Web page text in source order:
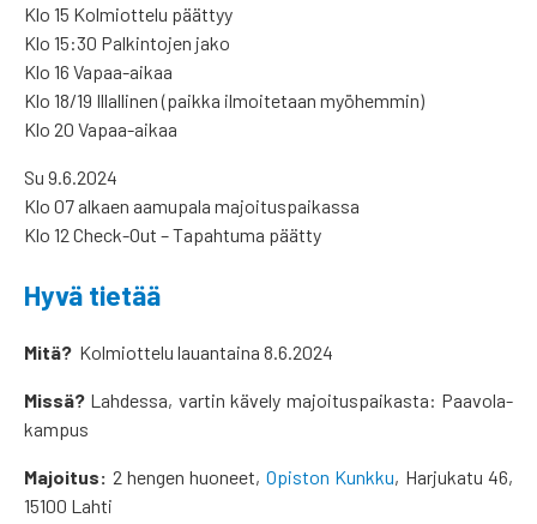
Klo 15 Kolmiottelu päättyy
Klo 15:30 Palkintojen jako
Klo 16 Vapaa-aikaa
Klo 18/19 Illallinen (paikka ilmoitetaan myöhemmin)
Klo 20 Vapaa-aikaa
Su 9.6.2024
Klo 07 alkaen aamupala majoituspaikassa
Klo 12 Check-Out – Tapahtuma päätty
Hyvä tietää
Mitä? Kolmiottelu lauantaina 8.6.2024
Missä? Lahdessa, vartin kävely majoituspaikasta: Paavola-
kampus
Majoitus: 2 hengen huoneet, Opiston Kunkku, Harjukatu 46,
15100 Lahti